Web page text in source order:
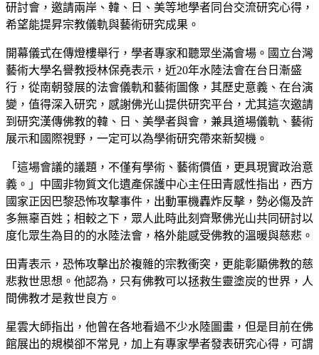
研討會，邀請兩岸、韓、日、美等地學者同台交流研究心得，
希望能提昇宗教儀軌與藝術研究成果。
開幕儀式在傳燈樓舉行，學者專家和聽眾坐滿會場。國立台灣
藝術大學名譽教授林保堯表示，近20年水陸法會在台日漸盛
行，從南朝發展的法會儀軌和藝術圖像，其歷史意義、在台演
變，值得深入研究，感謝佛光山提供研究平台，尤其這次邀請
到研究漢傳佛教的韓、日、美學者與會，兼具道場儀軌、藝術
展示和國際視野，一定可以為學術研究帶來新契機。
「這場會議的議題，不僅有學術、藝術價值，更具現實政治意
義。」中國非物質文化遺產保護中心主任田青感性指出，西方
國家正因巴黎恐怖攻擊事件，出動軍機轟炸反擊，勢必傷及許
多無辜百姓；相較之下，眾人此時此刻齊聚佛光山共同研討以
度化眾生為目的的水陸法會，格外能感受佛教的溫暖與慈悲。
田青表示，恐怖攻擊出於複雜的宗教衝突，更能彰顯佛教的慈
悲救世思想。他認為，只有佛教可以拯救生靈塗炭的世界，人
間佛教才是救世良方。
星雲大師指出，他曾在各地看過不少水陸圖畫，但是目前在佛
館展出的規模卻不常見，加上有專家學者發表研究心得，可謂